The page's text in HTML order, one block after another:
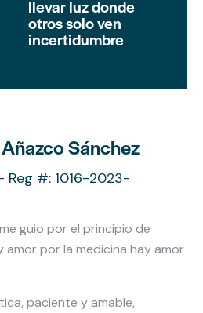
llevar luz donde
otros solo ven
incertidumbre
Sánchez
Reg #: 1016-2023-
guio por el principio de
amor por la medicina hay amor
paciente y amable,